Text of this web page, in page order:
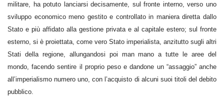
militare, ha potuto lanciarsi decisamente, sul fronte interno, verso uno
sviluppo economico meno gestito e controllato in maniera diretta dallo
Stato e più affidato alla gestione privata e al capitale estero; sul fronte
esterno, si è proiettata, come vero Stato imperialista, anzitutto sugli altri
Stati della regione, allungandosi poi man mano a tutte le aree del
mondo, facendo sentire il proprio peso e dandone un “assaggio” anche
all’imperialismo numero uno, con l’acquisto di alcuni suoi titoli del debito
pubblico.